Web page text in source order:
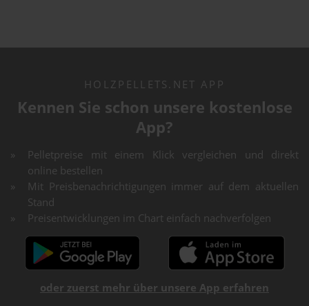
HOLZPELLETS.NET APP
Kennen Sie schon unsere kostenlose
App?
Pelletpreise mit einem Klick vergleichen und direkt
online bestellen
Mit Preisbenachrichtigungen immer auf dem aktuellen
Stand
Preisentwicklungen im Chart einfach nachverfolgen
oder zuerst mehr über unsere App erfahren